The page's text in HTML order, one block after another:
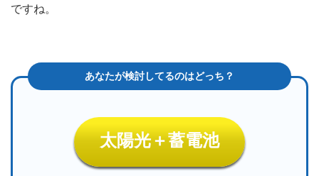
ですね。
太陽光＋蓄電池